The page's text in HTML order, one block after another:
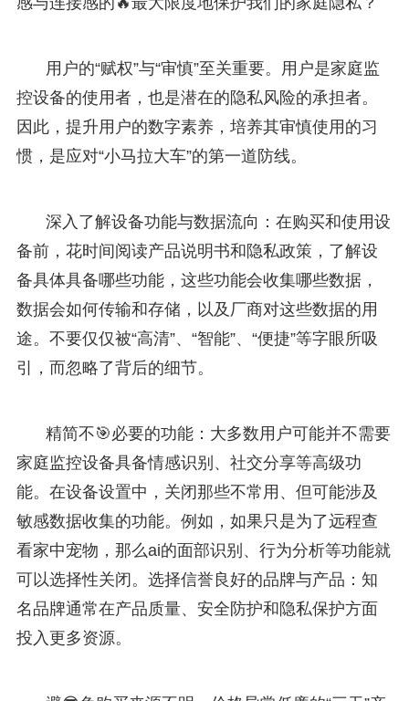
用户的“赋权”与“审慎”至关重要。用户是家庭监
控设备的使用者，也是潜在的隐私风险的承担者。
因此，提升用户的数字素养，培养其审慎使用的习
惯，是应对“小马拉大车”的第一道防线。
深入了解设备功能与数据流向：在购买和使用设
备前，花时间阅读产品说明书和隐私政策，了解设
备具体具备哪些功能，这些功能会收集哪些数据，
数据会如何传输和存储，以及厂商对这些数据的用
途。不要仅仅被“高清”、“智能”、“便捷”等字眼所吸
引，而忽略了背后的细节。
精简不🎯必要的功能：大多数用户可能并不需要
家庭监控设备具备情感识别、社交分享等高级功
能。在设备设置中，关闭那些不常用、但可能涉及
敏感数据收集的功能。例如，如果只是为了远程查
看家中宠物，那么ai的面部识别、行为分析等功能就
可以选择性关闭。选择信誉良好的品牌与产品：知
名品牌通常在产品质量、安全防护和隐私保护方面
投入更多资源。